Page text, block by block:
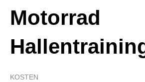
Motorrad
KOSTEN